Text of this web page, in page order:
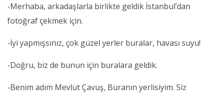
-Merhaba, arkadaşlarla birlikte geldik İstanbul’dan
fotoğraf çekmek için.
-İyi yapmışsınız, çok güzel yerler buralar, havası suyu!
-Doğru, biz de bunun için buralara geldik.
-Benim adım Mevlüt Çavuş, Buranın yerlisiyim. Siz